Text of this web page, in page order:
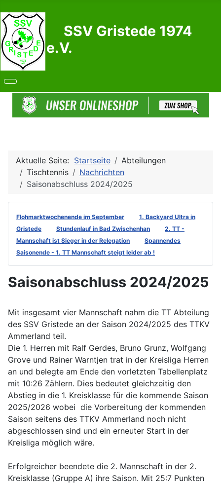
SSV Gristede 1974
e.V.
Aktuelle Seite: Startseite
Abteilungen
Tischtennis
Nachrichten
Saisonabschluss 2024/2025
Flohmarktwochenende im September
1. Backyard Ultra in
Gristede
Stundenlauf in Bad Zwischenhan
2. TT -
Mannschaft ist Sieger in der Relegation
Spannendes
Saisonende - 1. TT Mannschaft steigt leider ab !
Saisonabschluss 2024/2025
Mit insgesamt vier Mannschaft nahm die TT Abteilung
des SSV Gristede an der Saison 2024/2025 des TTKV
Ammerland teil.
Die 1. Herren mit Ralf Gerdes, Bruno Grunz, Wolfgang
Grove und Rainer Warntjen trat in der Kreisliga Herren
an und belegte am Ende den vorletzten Tabellenplatz
mit 10:26 Zählern. Dies bedeutet gleichzeitig den
Abstieg in die 1. Kreisklasse für die kommende Saison
2025/2026 wobei die Vorbereitung der kommenden
Saison seitens des TTKV Ammerland noch nicht
abgeschlossen sind und ein erneuter Start in der
Kreisliga möglich wäre.
Erfolgreicher beendete die 2. Mannschaft in der 2.
Kreisklasse (Gruppe A) ihre Saison. Mit 25:7 Punkten